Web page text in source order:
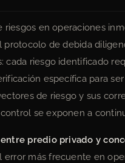
riesgos en operaciones
protocolo de debida
cada riesgo identificado
específica para
de riesgo y sus
se exponen a
predio privado y
error más frecuente en